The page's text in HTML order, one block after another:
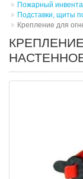
Пожарный
Подставки, щиты
Крепление для